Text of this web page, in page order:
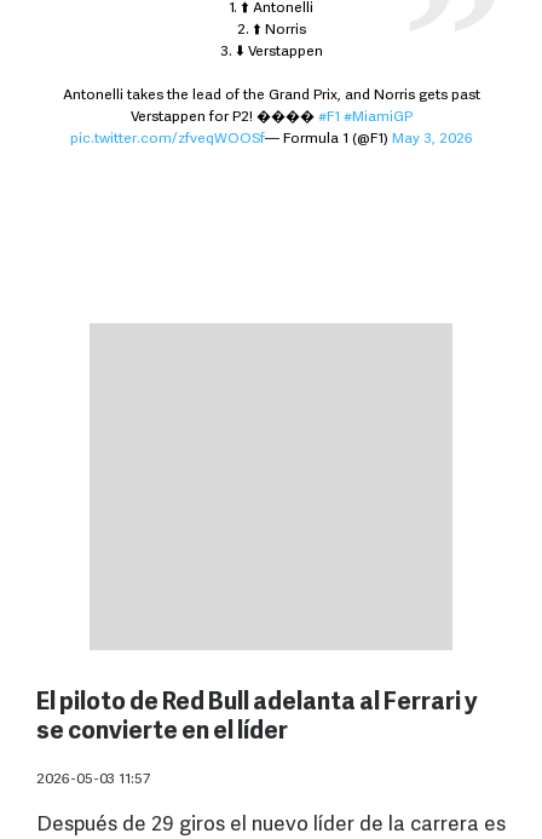
1. ⬆️ Antonelli
2. ⬆️ Norris
3. ⬇️ Verstappen
Antonelli takes the lead of the Grand Prix, and Norris gets past
Verstappen for P2! ���� #F1 #MiamiGP
pic.twitter.com/zfveqWOOSf— Formula 1 (@F1) May 3, 2026
El piloto de Red Bull adelanta al Ferrari y
se convierte en el líder
2026-05-03 11:57
Después de 29 giros el nuevo líder de la carrera es